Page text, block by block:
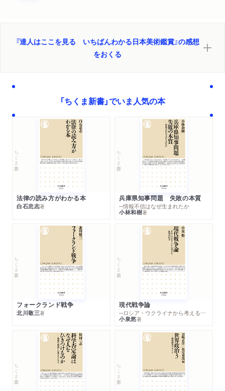
『達人はここを見る いちばんわかる日本美術鑑賞』の感想
をおくる
「ちくま新書」でいま人気の本
ちくま新書
法律の読み方がわかる本
白石忠志著
ちくま新書
兵庫県知事問題 失敗の本質
─情報不信はなぜ生まれたか
小林和樹著
ちくま新書
フォークランド戦争
北川敬三著
ちくま新書
現代戦争論
─ロシア・ウクライナから考える世界の行方
小泉悠著
ちくま新書 ちくま新書